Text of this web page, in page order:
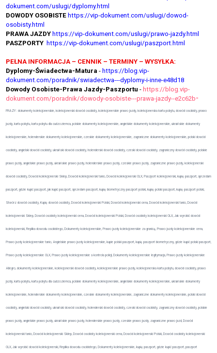
dokument.com/uslugi/dyplomy.html
DOWODY OSOBISTE https://vip-dokument.com/uslugi/dowod-
osobisty.html
PRAWA JAZDY https://vip-dokument.com/uslugi/prawo-jazdy.html
PASZPORTY https://vip-dokument.com/uslugi/paszport.html
PEŁNA INFORMACJA – CENNIK – TERMINY – WYSYŁKA:
Dyplomy-Świadectwa-Matura - https://blog.vip-
dokument.com/poradnik/swiadectwa---dyplomy-i-inne-e48d18
Dowody Osobiste-Prawa Jazdy-Paszportu - https://blog.vip-
dokument.com/poradnik/dowody-osobiste---prawa-jazdy--e2c62b-
FRAZY: dokumenty kolekcjonerskie, kolekcjonerski dowód osobisty, kolekcjonerskie prawo jazdy, kolekcjonerska karta pobytu, dowód osobisty, prawo
jazdy, karta pobytu, karta pobytu dla cudzoziemca, polskie dokumenty kolekcjonerskie, angielskie dokumenty kolekcjonerskie, ukraińskie dokumenty
kolekcjonerskie, holenderskie dokumenty kolekcjonerskie, czeskie dokumenty kolekcjonerskie, zagraniczne dokumenty kolekcjonerskie, polski dowód
osobisty, angielski dowód osobisty, ukraiński dowód osobisty, holenderski dowód osobisty, czeski dowód osobisty, zagraniczny dowód osobisty, polskie
prawo jazdy, angielskie prawo jazdy, ukraińskie prawo jazdy, holenderskie prawo jazdy, czeskie prawo jazdy, zagraniczne prawo jazdy, kolekcjonerski
dowód osobisty, Dowód kolekcjonerski Sklep, Dowód kolekcjonerski tanio, Dowód kolekcjonerski OLX, Paszport kolekcjonerski, kupię paszport, sprzedam
paszport, gdzie kupić paszport, jak kupić paszport, sprzedam paszport, kupię biometryczny paszport polski, kupię polski paszport, kupię paszport polski,
Stwórz dowód osobisty, Kupię dowód osobisty, Dowód kolekcjonerski Polski, Dowód kolekcjonerski cena, Dowód kolekcjonerski tanio, Dowód
kolekcjonerski Sklep, Dowód osobisty kolekcjonerski cena, Dowód kolekcjonerski Polski, Dowód osobisty kolekcjonerski OLX, Jak wyrobić dowód
kolekcjonerski, Replika dowodu osobistego, Dokumenty kolekcjonerskie, Prawo jazdy kolekcjonerskie za granicą, Prawo jazdy kolekcjonerskie cena,
Prawo jazdy kolekcjonerskie tanio, Angielskie prawo jazdy kolekcjonerskie, kupie polski paszport, kupię paszport biometryczny, gdzie kupić polski paszport,
Prawo jazdy kolekcjonerskie OLX, Prawo jazdy kolekcjonerskie a kontrola policji, Dokumenty kolekcjonerskie legitymacja, Prawo jazdy kolekcjonerskie
Allegro, dokumenty kolekcjonerskie, kolekcjonerski dowód osobisty, kolekcjonerskie prawo jazdy, kolekcjonerska karta pobytu, dowód osobisty, prawo
jazdy, karta pobytu, karta pobytu dla cudzoziemca, polskie dokumenty kolekcjonerskie, angielskie dokumenty kolekcjonerskie, ukraińskie dokumenty
kolekcjonerskie, holenderskie dokumenty kolekcjonerskie, czeskie dokumenty kolekcjonerskie, zagraniczne dokumenty kolekcjonerskie, polski dowód
osobisty, angielski dowód osobisty, ukraiński dowód osobisty, holenderski dowód osobisty, czeski dowód osobisty, zagraniczny dowód osobisty, polskie
prawo jazdy, angielskie prawo jazdy, ukraińskie prawo jazdy, holenderskie prawo jazdy, czeskie prawo jazdy, zagraniczne prawo jazd, Dowód
kolekcjonerski tanio, Dowód kolekcjonerski Sklep, Dowód osobisty kolekcjonerski cena, Dowód kolekcjonerski Polski, Dowód osobisty kolekcjonerski
OLX, Jak wyrobić dowód kolekcjonerski, Replika dowodu osobistego, Dokumenty kolekcjonerskie, kupię paszport, gdzie kupić paszport, paszport